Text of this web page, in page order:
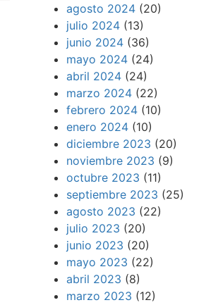
agosto 2024 (20)
julio 2024 (13)
junio 2024 (36)
mayo 2024 (24)
abril 2024 (24)
marzo 2024 (22)
febrero 2024 (10)
enero 2024 (10)
diciembre 2023 (20)
noviembre 2023 (9)
octubre 2023 (11)
septiembre 2023 (25)
agosto 2023 (22)
julio 2023 (20)
junio 2023 (20)
mayo 2023 (22)
abril 2023 (8)
marzo 2023 (12)